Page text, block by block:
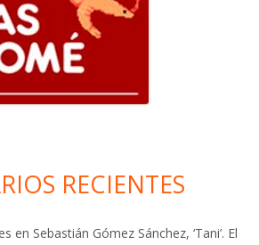
RECIENTES
en Sebastián Gómez Sánchez, ‘Tani’. El